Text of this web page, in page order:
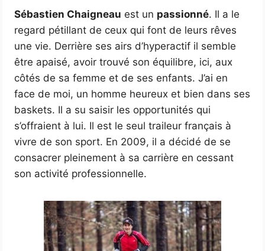
Sébastien Chaigneau est un passionné. Il a le
regard pétillant de ceux qui font de leurs rêves
une vie. Derrière ses airs d’hyperactif il semble
être apaisé, avoir trouvé son équilibre, ici, aux
côtés de sa femme et de ses enfants. J’ai en
face de moi, un homme heureux et bien dans ses
baskets. Il a su saisir les opportunités qui
s’offraient à lui. Il est le seul traileur français à
vivre de son sport. En 2009, il a décidé de se
consacrer pleinement à sa carrière en cessant
son activité professionnelle.